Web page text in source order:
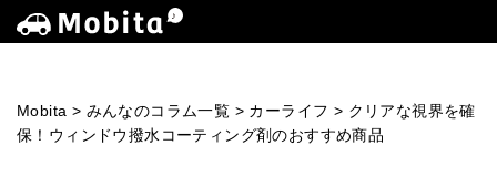
Mobita > みんなのコラム一覧 > カーライフ > クリアな視界を確
保！ウィンドウ撥水コーティング剤のおすすめ商品